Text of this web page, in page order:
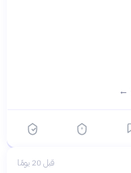
قبل 20 يومًا